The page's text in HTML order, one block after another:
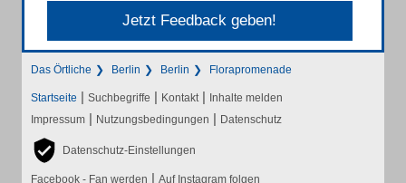
Jetzt Feedback geben!
Das Örtliche Berlin Berlin Florapromenade
Startseite | Suchbegriffe | Kontakt | Inhalte melden
Impressum | Nutzungsbedingungen | Datenschutz
Datenschutz-Einstellungen
Facebook - Fan werden | Auf Instagram folgen